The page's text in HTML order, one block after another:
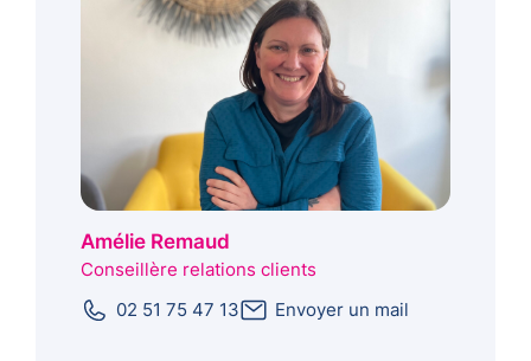
Amélie Remaud
Conseillère relations clients
02 51 75 47 13
Envoyer un mail